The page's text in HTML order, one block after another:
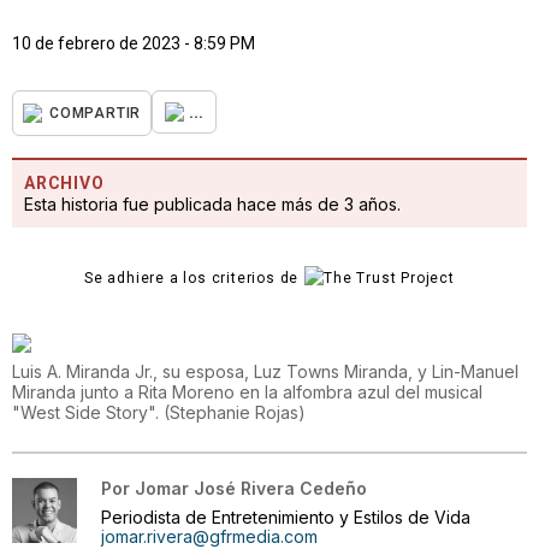
10 de febrero de 2023 - 8:59 PM
COMPARTIR ...
ARCHIVO
Esta historia fue publicada hace más de 3 años.
Se adhiere a los criterios de
Luis A. Miranda Jr., su esposa, Luz Towns Miranda, y Lin-Manuel
Miranda junto a Rita Moreno en la alfombra azul del musical
"West Side Story". (Stephanie Rojas)
Por Jomar José Rivera Cedeño
Periodista de Entretenimiento y Estilos de Vida
jomar.rivera@gfrmedia.com